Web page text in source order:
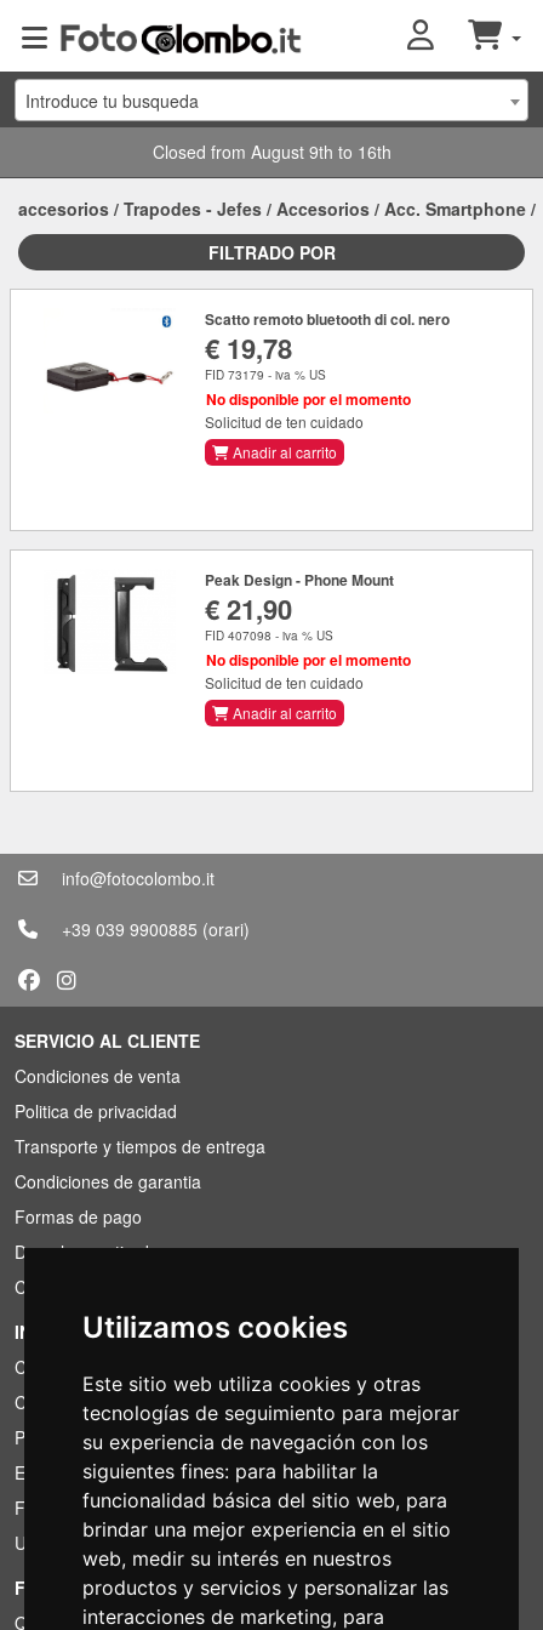
Utilizamos cookies
Este sitio web utiliza cookies y otras
tecnologías de seguimiento para mejorar
su experiencia de navegación con los
siguientes fines: para habilitar la
funcionalidad básica del sitio web, para
brindar una mejor experiencia en el sitio
web, medir su interés en nuestros
productos y servicios y personalizar las
interacciones de marketing, para
Introduce tu busqueda
Closed from August 9th to 16th
accesorios / Trapodes - Jefes / Accesorios / Acc. Smartphone /
FILTRADO POR
Scatto remoto bluetooth di col. nero
€ 19,78
FID 73179 - iva % US
No disponible por el momento
Solicitud de ten cuidado
Anadir al carrito
Peak Design - Phone Mount
€ 21,90
FID 407098 - iva % US
No disponible por el momento
Solicitud de ten cuidado
Anadir al carrito
info@fotocolombo.it
+39 039 9900885 (orari)
SERVICIO AL CLIENTE
Condiciones de venta
Politica de privacidad
Transporte y tiempos de entrega
Condiciones de garantia
Formas de pago
Derecho a retirada
Condiciones de IVA
INFORMACIÓN
Condiciones de alquiler
Cotizaciones
Paquetes de ahorro
Encontrado por menos?
Financiacion
Uso
FOTOCOLOMBO.IT
Quienes somos